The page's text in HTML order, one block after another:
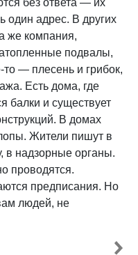
один адрес. В других
же компания,
подвалы,
то — плесень и грибок,
Есть дома, где
балки и существует
В домах
Жители пишут в
в надзорные органы.
проводятся.
предписания. Но
людей, не